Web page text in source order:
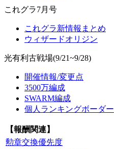
これグラ7月号
これグラ新情報まとめ
ウィザードオリジン
光有利古戦場(9/21~9/28)
開催情報/変更点
3500万編成
SWARM編成
個人ランキングボーダー
【報酬関連】
勲章交換優先度